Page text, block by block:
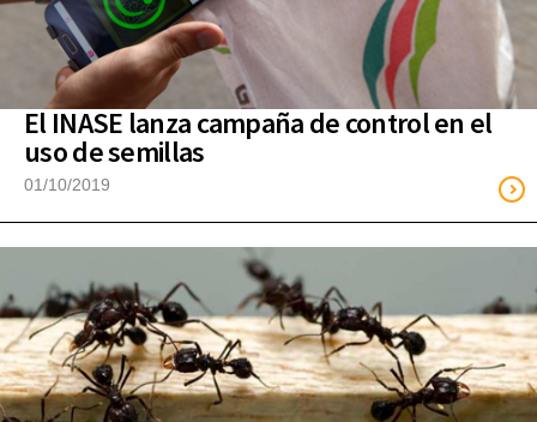
El INASE lanza campaña de control en el
uso de semillas
01/10/2019